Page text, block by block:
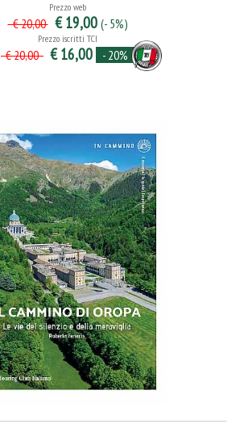
Prezzo web
€ 20,00 € 19,00 (- 5%)
Prezzo iscritti TCI
€ 20,00 € 16,00 - 20%